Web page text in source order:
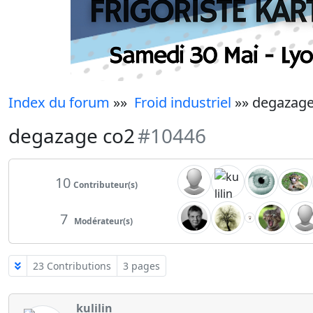
Index du forum »» Froid industriel »»
degazage co2#10446
10 Contributeur(s)
7 Modérateur(s)
23 Contributions 3 pages
kulilin